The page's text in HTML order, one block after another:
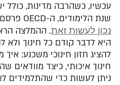
עכשיו, כשהרבה מדינות, כולל
שנת הלימודים, ה-OECD פרסם
נכון לעשות זאת. ההמלצה
היא לדבר קודם כל חינוך ולא
להציג חזון חינוכי משכנע:
חינוך איכותי, כיצד מוודאים
ניתן לעשות כדי שהתלמידים